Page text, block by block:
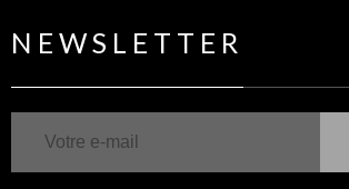
NEWSLETTER